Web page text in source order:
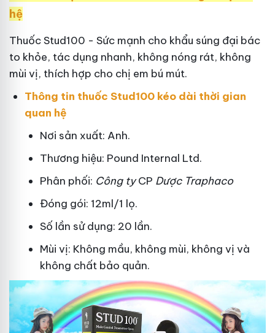
hệ
Thuốc Stud100 - Sức mạnh cho khẩu súng đại bác
to khỏe, tác dụng nhanh, không nóng rát, không
mùi vị, thích hợp cho chị em bú mút.
Thông tin thuốc Stud100 kéo dài thời gian
quan hệ
Nơi sản xuất: Anh.
Thương hiệu: Pound Internal Ltd.
Phân phối: Công tyCP Dược Traphaco
Đóng gói: 12ml/1 lọ.
Số lần sử dụng: 20 lần.
Mùi vị: Không mầu, không mùi, không vị và
không chất bảo quản.